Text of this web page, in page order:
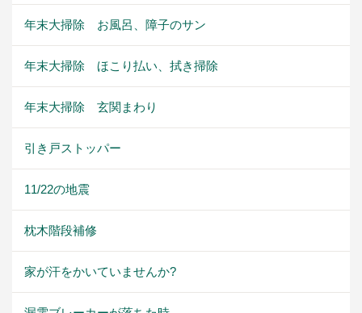
年末大掃除 お風呂、障子のサン
年末大掃除 ほこり払い、拭き掃除
年末大掃除 玄関まわり
引き戸ストッパー
11/22の地震
枕木階段補修
家が汗をかいていませんか?